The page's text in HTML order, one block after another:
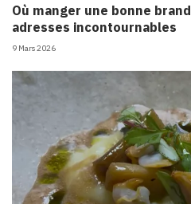
Où manger une bonne
adresses incontournables
9 Mars 2026